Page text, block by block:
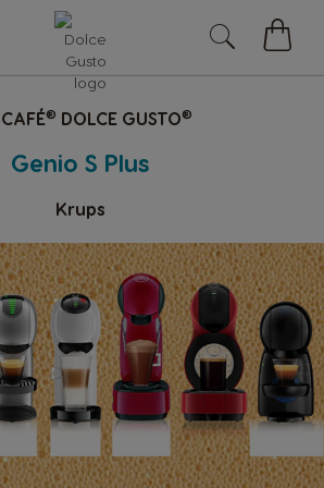
® DOLCE GUSTO®
Genio S Plus
Krups